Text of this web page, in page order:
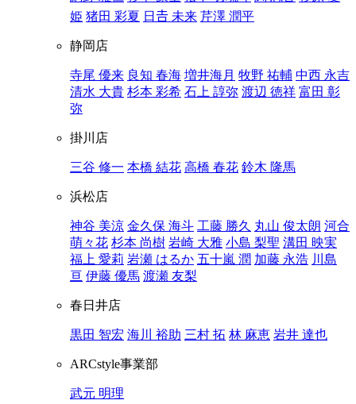
姫 猪田 彩夏 日𠮷 未来 芹澤 潤平
静岡店
寺尾 優来 良知 春海 増井海月 牧野 祐輔 中西 永吉
清水 大貴 杉本 彩希 石上 諄弥 渡辺 徳祥 富田 彰
弥
掛川店
三谷 修一 本橋 結花 高橋 春花 鈴木 隆馬
浜松店
神谷 美涼 金久保 海斗 工藤 勝久 丸山 俊太朗 河合
萌々花 杉本 尚樹 岩崎 大雅 小島 梨聖 溝田 映実
福上 愛莉 岩瀬 はるか 五十嵐 潤 加藤 永浩 川島
亘 伊藤 優馬 渡瀬 友梨
春日井店
黒田 智宏 海川 裕助 三村 拓 林 麻恵 岩井 達也
ARCstyle事業部
武元 明理